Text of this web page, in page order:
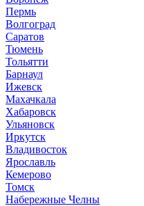
Пермь
Волгоград
Саратов
Тюмень
Тольятти
Барнаул
Ижевск
Махачкала
Хабаровск
Ульяновск
Иркутск
Владивосток
Ярославль
Кемерово
Томск
Набережные Челны